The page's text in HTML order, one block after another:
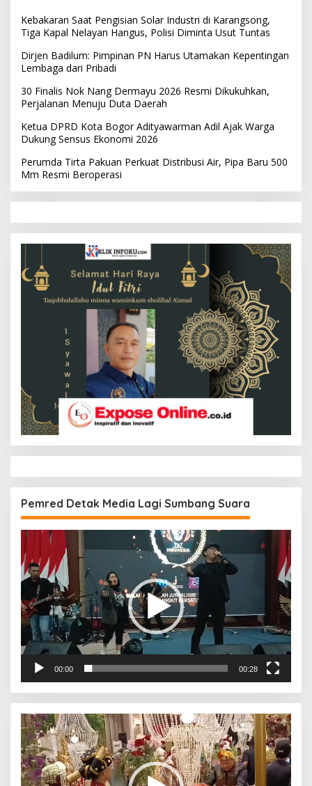
Kebakaran Saat Pengisian Solar Industri di Karangsong,
Tiga Kapal Nelayan Hangus, Polisi Diminta Usut Tuntas
Dirjen Badilum: Pimpinan PN Harus Utamakan Kepentingan
Lembaga dari Pribadi
30 Finalis Nok Nang Dermayu 2026 Resmi Dikukuhkan,
Perjalanan Menuju Duta Daerah
Ketua DPRD Kota Bogor Adityawarman Adil Ajak Warga
Dukung Sensus Ekonomi 2026
Perumda Tirta Pakuan Perkuat Distribusi Air, Pipa Baru 500
Mm Resmi Beroperasi
Pemred Detak Media Lagi Sumbang Suara
Pemutar
00:00 00:28
Pemutar
Video